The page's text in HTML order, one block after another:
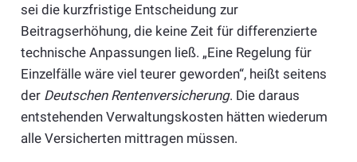
sei die kurzfristige Entscheidung zur
Beitragserhöhung, die keine Zeit für differenzierte
technische Anpassungen ließ. „Eine Regelung für
Einzelfälle wäre viel teurer geworden“, heißt seitens
der Deutschen Rentenversicherung. Die daraus
entstehenden Verwaltungskosten hätten wiederum
alle Versicherten mittragen müssen.